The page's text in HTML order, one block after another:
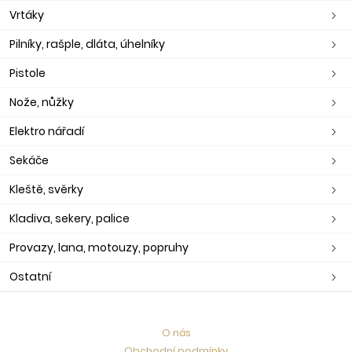
Vrtáky
Pilníky, rašple, dláta, úhelníky
Pistole
Nože, nůžky
Elektro nářadí
Sekáče
Kleště, svěrky
Kladiva, sekery, palice
Provazy, lana, motouzy, popruhy
Ostatní
O nás